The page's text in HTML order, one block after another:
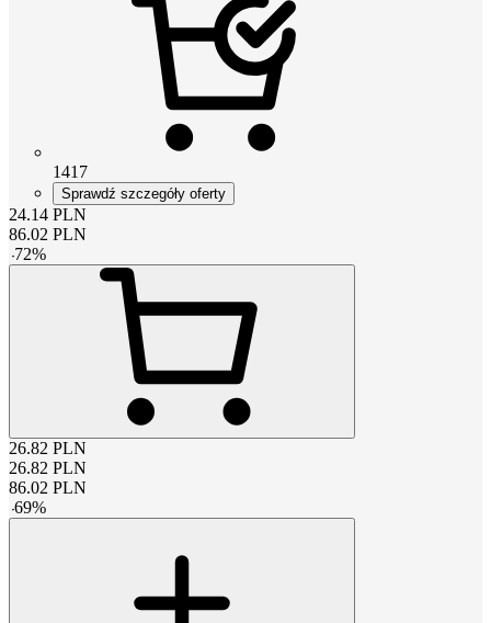
1417
Sprawdź szczegóły oferty
24.14 PLN
86.02 PLN
-72%
26.82 PLN
26.82 PLN
86.02 PLN
-69%